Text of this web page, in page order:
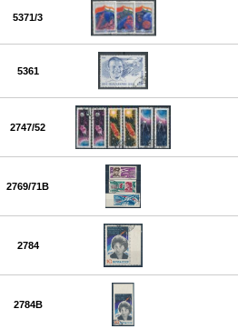
5371/3
5361
2747/52
2769/71B
2784
2784B